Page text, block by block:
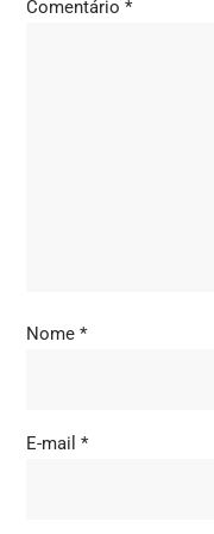
Comentário *
Nome *
E-mail *